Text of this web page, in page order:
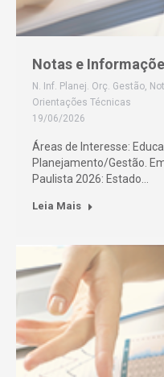
Notas e
N. Inf. Planej. Orç. Gestão,
Orientações Técnicas
19/06/2026
Áreas de Interesse:
Planejamento/Gestão.
Paulista 2026: Estado…
Leia Mais